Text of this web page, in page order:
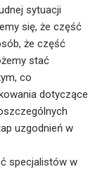
sytuacji
się, że część
że część
stać
co
dotyczące
uzgodnień w
specjalistów w